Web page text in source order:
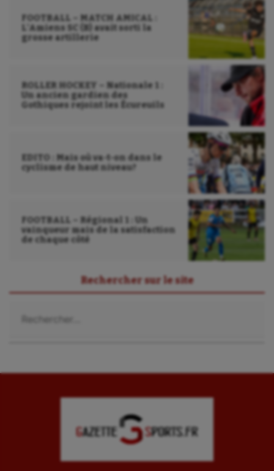
FOOTBALL – MATCH AMICAL :
L’Amiens SC (B) avait sorti la
grosse artillerie
ROLLER HOCKEY – Nationale 1 :
Un ancien gardien des
Gothiques rejoint les Écureuils
EDITO : Mais où va-t-on dans le
cyclisme de haut niveau?
FOOTBALL – Régional 1 : Un
vainqueur mais de la satisfaction
de chaque côté
Rechercher sur le site